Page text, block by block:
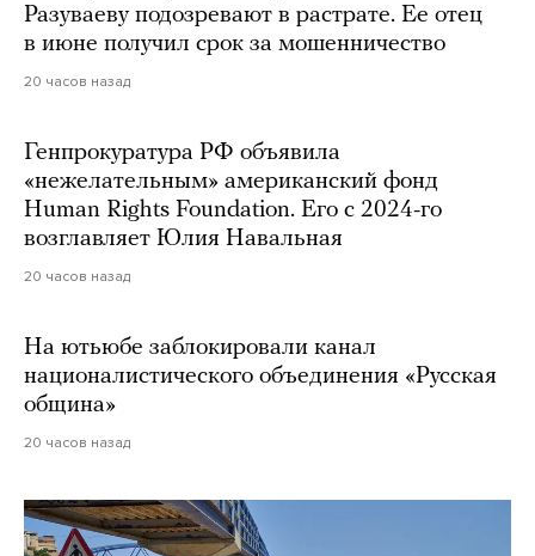
Разуваеву подозревают в растрате. Ее отец
в июне получил срок за мошенничество
20 часов назад
Генпрокуратура РФ объявила
«нежелательным» американский фонд
Human Rights Foundation. Его с 2024-го
возглавляет Юлия Навальная
20 часов назад
На ютьюбе заблокировали канал
националистического объединения «Русская
община»
20 часов назад